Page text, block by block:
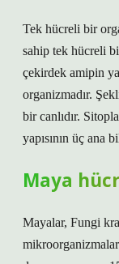
Tek hücreli bir
sahip tek hücreli
çekirdek amipin
organizmadır.
bir canlıdır.
yapısının üç ana
Maya
Mayalar, Fungi